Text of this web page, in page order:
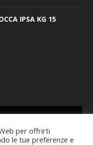
IPSA KG 15
per offrirti
le tue preferenze e